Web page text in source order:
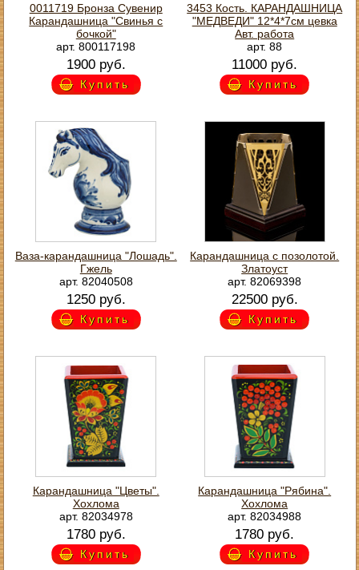
0011719 Бронза Сувенир
Карандашница "Свинья с
бочкой"
арт. 800117198
1900 руб.
Купить
3453 Кость. КАРАНДАШНИЦА
"МЕДВЕДИ" 12*4*7см цевка
Авт. работа
арт. 88
11000 руб.
Купить
Ваза-карандашница "Лошадь".
Гжель
арт. 82040508
1250 руб.
Купить
Карандашница с позолотой.
Златоуст
арт. 82069398
22500 руб.
Купить
Карандашница "Цветы".
Хохлома
арт. 82034978
1780 руб.
Купить
Карандашница "Рябина".
Хохлома
арт. 82034988
1780 руб.
Купить